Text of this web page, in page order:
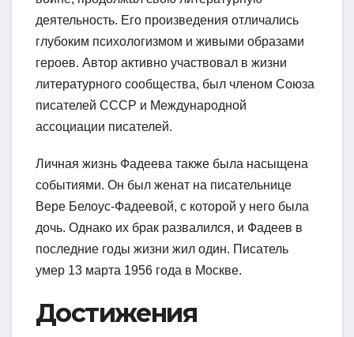
деятельность. Его произведения отличались
глубоким психологизмом и живыми образами
героев. Автор активно участвовал в жизни
литературного сообщества, был членом Союза
писателей СССР и Международной
ассоциации писателей.
Личная жизнь Фадеева также была насыщена
событиями. Он был женат на писательнице
Вере Белоус-Фадеевой, с которой у него была
дочь. Однако их брак развалился, и Фадеев в
последние годы жизни жил один. Писатель
умер 13 марта 1956 года в Москве.
Достижения